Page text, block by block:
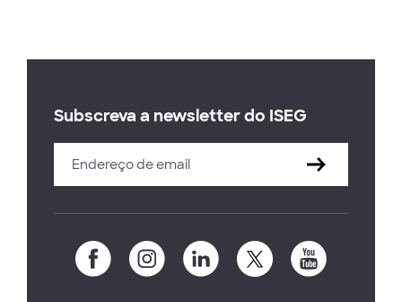
Subscreva a newsletter do ISEG